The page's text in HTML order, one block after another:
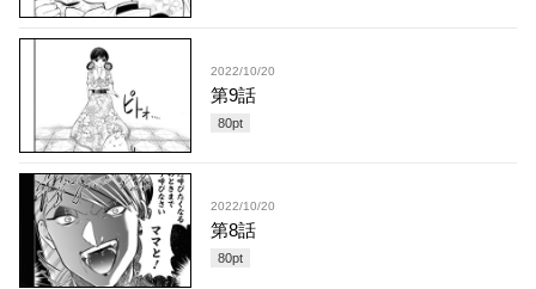
2022/10/20
第9話
80pt
2022/10/20
第8話
80pt